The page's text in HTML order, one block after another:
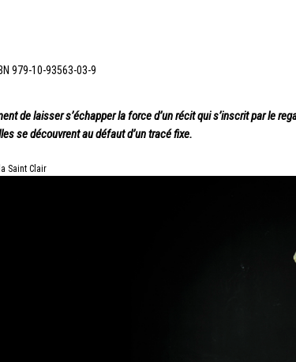
979-10-93563-03-9
de laisser s’échapper la force d’un récit qui s’inscrit par le
se découvrent au défaut d’un tracé fixe.
Saint Clair